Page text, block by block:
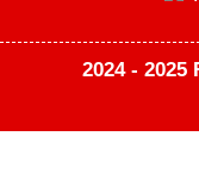
2024 - 2025